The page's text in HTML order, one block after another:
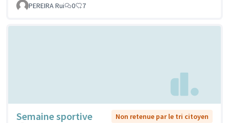
PEREIRA Rui 0 7
Semaine sportive
Non retenue par le tri citoyen